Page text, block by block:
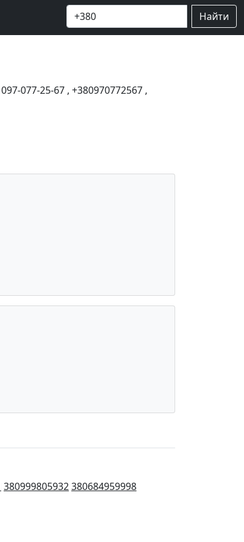
Найти
097-077-25-67 , +380970772567 ,
380999805932380684959998